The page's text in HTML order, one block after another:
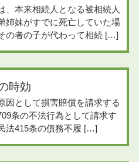
、本来相続人となる被相続人
姉妹がすでに死亡していた場
の者の子が代わって相続 […]
時効
因として損害賠償を請求する
条の不法行為として請求す
法415条の債務不履 […]